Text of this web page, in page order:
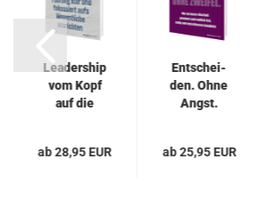
Lea­der­ship
vom Kopf
auf die
ab 28,95 EUR
Ent­schei­
den. Ohne
Angst.
ab 25,95 EUR